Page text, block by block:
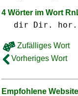
4 Wörter im Wort
dir Dir. hor.
Zufälliges Wort
Vorheriges Wort
Empfohlene Website